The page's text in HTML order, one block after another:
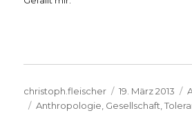
Autor
christoph.fleischer
Veröffentlicht
am
19. März 2013
Schlagwörter
Anthropologie Gesellschaft ,